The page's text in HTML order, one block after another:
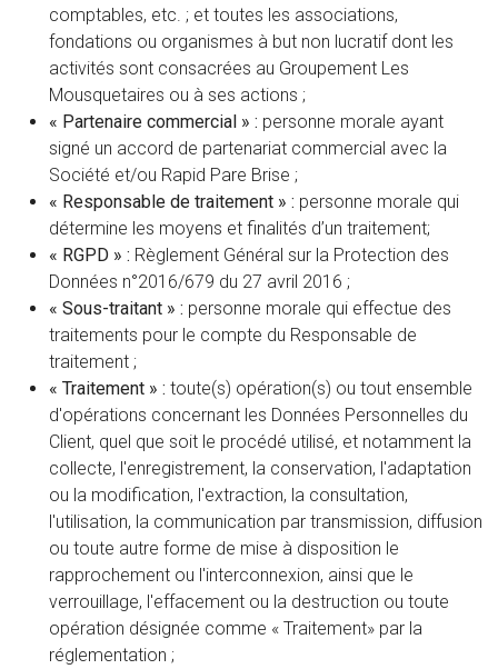
comptables, etc. ; et toutes les associations,
fondations ou organismes à but non lucratif dont les
activités sont consacrées au Groupement Les
Mousquetaires ou à ses actions ;
« Partenaire commercial » : personne morale ayant
signé un accord de partenariat commercial avec la
Société et/ou Rapid Pare Brise ;
« Responsable de traitement » : personne morale qui
détermine les moyens et finalités d’un traitement;
« RGPD » : Règlement Général sur la Protection des
Données n°2016/679 du 27 avril 2016 ;
« Sous-traitant » : personne morale qui effectue des
traitements pour le compte du Responsable de
traitement ;
« Traitement » : toute(s) opération(s) ou tout ensemble
d'opérations concernant les Données Personnelles du
Client, quel que soit le procédé utilisé, et notamment la
collecte, l'enregistrement, la conservation, l'adaptation
ou la modification, l'extraction, la consultation,
l'utilisation, la communication par transmission, diffusion
ou toute autre forme de mise à disposition le
rapprochement ou l'interconnexion, ainsi que le
verrouillage, l'effacement ou la destruction ou toute
opération désignée comme « Traitement» par la
réglementation ;